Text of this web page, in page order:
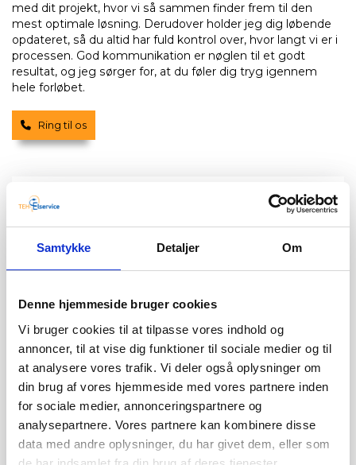
Samtykke Detaljer Om
Denne hjemmeside bruger cookies
Vi bruger cookies til at tilpasse vores indhold og
annoncer, til at vise dig funktioner til sociale medier og til
at analysere vores trafik. Vi deler også oplysninger om
din brug af vores hjemmeside med vores partnere inden
for sociale medier, annonceringspartnere og
analysepartnere. Vores partnere kan kombinere disse
data med andre oplysninger, du har givet dem, eller som
med dit projekt, hvor vi så sammen finder frem til den
mest optimale løsning. Derudover holder jeg dig løbende
opdateret, så du altid har fuld kontrol over, hvor langt vi er i
processen. God kommunikation er nøglen til et godt
resultat, og jeg sørger for, at du føler dig tryg igennem
hele forløbet.
Ring til os
Elektriker Guldborg pris
Jeg ved, at prisen er vigtig for mange, når det
kommer til el-arbejde. Hos TEH Elservice tilbyder jeg
kompromis med kvaliteten. Når du vælger mig som
og gennemsigtigt tilbud, så du ved præcis, hvad det er
du kommer til at betale for. Jeg tror på ærlighed og
leverer resultater, der matcher dine behov og dit
budget.
Min prissætning bliver baseret på en grundig
vurdering af din opgave, så du får den mest præcise
elektrikerpris i Askeby. Jeg forstår, at alle projekter er
forskellige, og jeg er dedikeret til at finde den rette
løsning, der giver dig mest værdi for pengene, uden at